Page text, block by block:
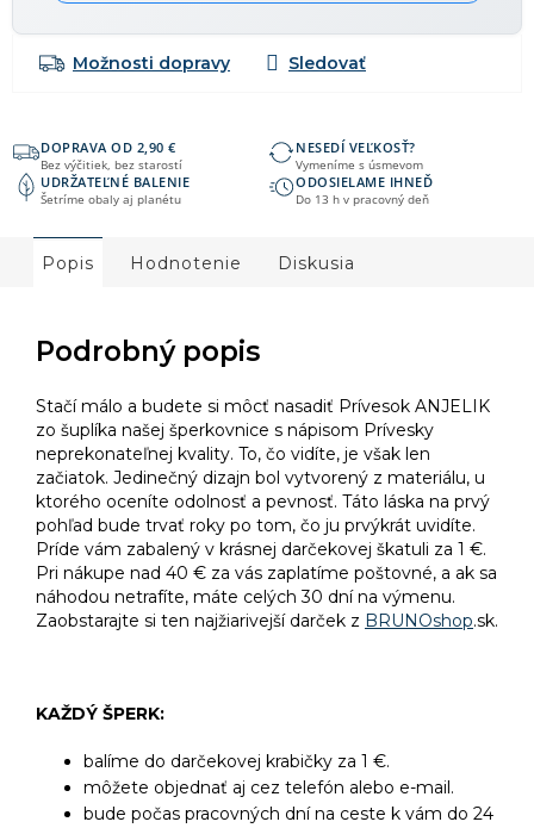
Možnosti dopravy
DOPRAVA OD 2,90 €
Bez výčitiek, bez starostí
NESEDÍ VEĽKOSŤ?
Vymeníme s úsmevom
UDRŽATEĽNÉ BALENIE
Šetríme obaly aj planétu
ODOSIELAME IHNEĎ
Do 13 h v pracovný deň
Popis Hodnotenie Diskusia
Podrobný popis
Stačí málo a budete si môcť nasadiť Prívesok ANJELIK
zo šuplíka našej šperkovnice s nápisom Prívesky
neprekonateľnej kvality. To, čo vidíte, je však len
začiatok. Jedinečný dizajn bol vytvorený z materiálu, u
ktorého oceníte odolnosť a pevnosť. Táto láska na prvý
pohľad bude trvať roky po tom, čo ju prvýkrát uvidíte.
Príde vám zabalený v krásnej darčekovej škatuli za 1 €.
Pri nákupe nad 40 € za vás zaplatíme poštovné, a ak sa
náhodou netrafíte, máte celých 30 dní na výmenu.
Zaobstarajte si ten najžiarivejší darček z BRUNOshop.sk.
KAŽDÝ ŠPERK:
balíme do darčekovej krabičky za 1 €.
môžete objednať aj cez telefón alebo e-mail.
bude počas pracovných dní na ceste k vám do 24